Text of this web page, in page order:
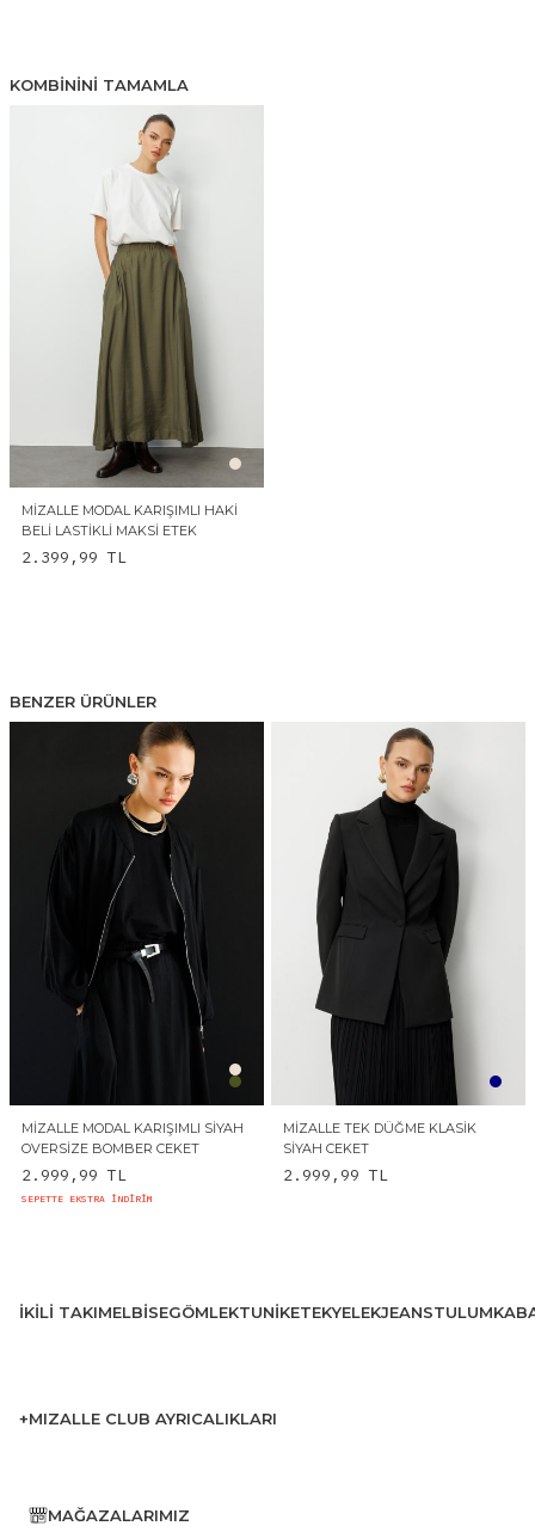
KOMBININI TAMAMLA
MIZALLE MODAL KARIŞIMLI HAKI
BELI LASTIKLI MAKSI ETEK
2.399,99 TL
BENZER ÜRÜNLER
MIZALLE MODAL KARIŞIMLI SIYAH
OVERSIZE BOMBER CEKET
2.999,99 TL
SEPETTE EKSTRA İNDİRİM
MIZALLE TEK DÜĞME KLASIK
SIYAH CEKET
2.999,99 TL
İKILI TAKIMELBISEGÖMLEKTUNIKETEKYELEKJEANSTULUM
+MIZALLE CLUB AYRICALIKLARI
MAĞAZALARIMIZ